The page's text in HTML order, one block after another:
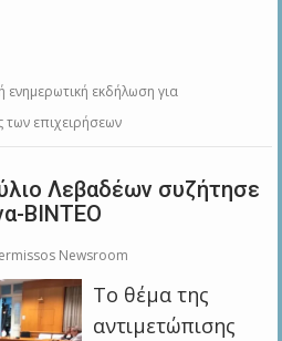
ενημερωτική εκδήλωση για
επιχειρήσεων
Λεβαδέων συζήτησε
ΒΙΝΤΕΟ
Newsroom
Το θέμα της
αντιμετώπισης